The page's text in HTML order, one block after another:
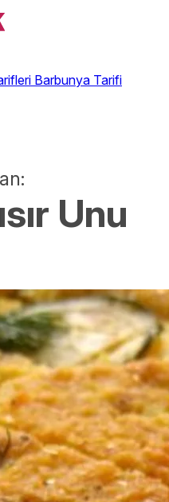
Barbunya Tarifi
Unu